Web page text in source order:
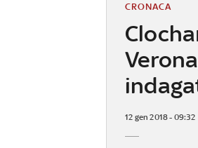
CRONACA
12 gen 2018 - 09:32